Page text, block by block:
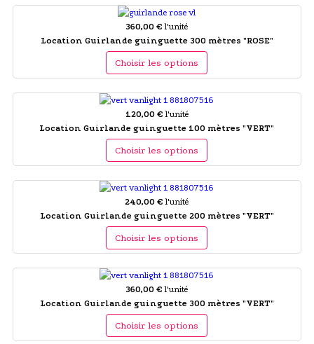
360,00 € l'unité
Location Guirlande guinguette 300 mètres "ROSE"
Choisir les options
120,00 € l'unité
Location Guirlande guinguette 100 mètres "VERT"
Choisir les options
240,00 € l'unité
Location Guirlande guinguette 200 mètres "VERT"
Choisir les options
360,00 € l'unité
Location Guirlande guinguette 300 mètres "VERT"
Choisir les options